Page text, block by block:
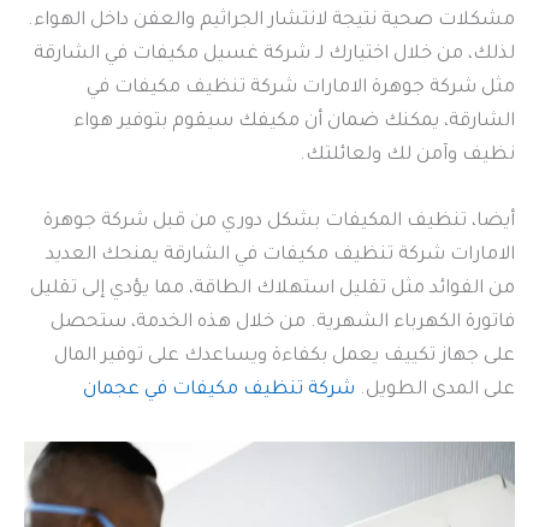
مشكلات صحية نتيجة لانتشار الجراثيم والعفن داخل الهواء.
لذلك، من خلال اختيارك لـ شركة غسيل مكيفات في الشارقة
مثل شركة جوهرة الامارات شركة تنظيف مكيفات في
الشارقة، يمكنك ضمان أن مكيفك سيقوم بتوفير هواء
نظيف وآمن لك ولعائلتك.
أيضا، تنظيف المكيفات بشكل دوري من قبل شركة جوهرة
الامارات شركة تنظيف مكيفات في الشارقة يمنحك العديد
من الفوائد مثل تقليل استهلاك الطاقة، مما يؤدي إلى تقليل
فاتورة الكهرباء الشهرية. من خلال هذه الخدمة، ستحصل
على جهاز تكييف يعمل بكفاءة ويساعدك على توفير المال
على المدى الطويل. شركة تنظيف مكيفات في عجمان